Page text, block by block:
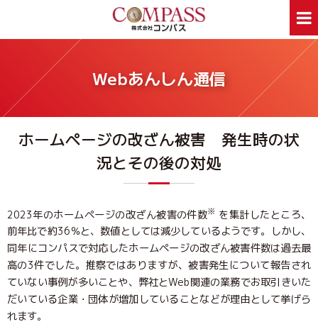
ホーム
ホームページ制作 デザイン印刷
ウェアプリント
旅行事業部 資料ダウンロード
外部スタッフ募集
サイトマップ
お問合せはお気軽に
046-250-1005
月～金曜日 9:00～17:00
お問合せ
Webあんしん通信
ホームページの改ざん被害 発生時の状
況とその後の対処
2023年のホームページの改ざん被害の件数※ を集計したところ、
前年比で約36％と、数値としては減少しているようです。しかし、
同年にコンパスで対応したホームページの改ざん被害件数は過去最
高の3件でした。推察ではありますが、被害発生について報告され
ていない事例が多いことや、弊社とWeb関連の業務でお取引きいた
だいている企業・団体が増加していることなどが理由として挙げら
れます。